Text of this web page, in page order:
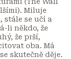
Miluje
stále se učí a
li někdo, že
že prší,
oba. Má
skutečně děje.